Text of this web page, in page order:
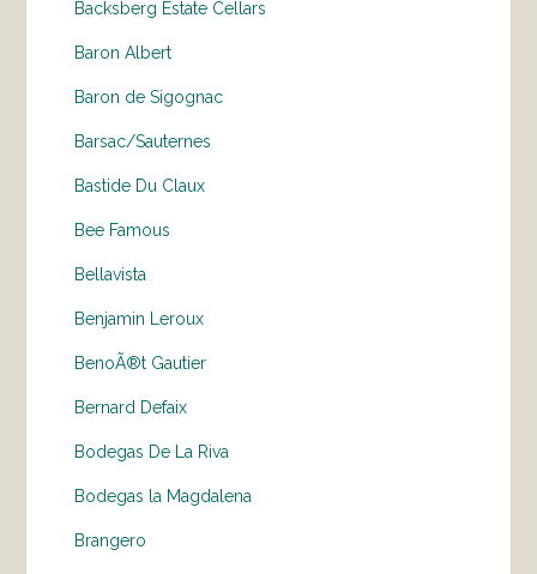
Backsberg Estate Cellars
Baron Albert
Baron de Sigognac
Barsac/Sauternes
Bastide Du Claux
Bee Famous
Bellavista
Benjamin Leroux
BenoÃ®t Gautier
Bernard Defaix
Bodegas De La Riva
Bodegas la Magdalena
Brangero